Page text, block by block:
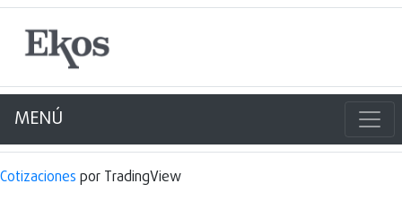
MENÚ
Cotizaciones por TradingView